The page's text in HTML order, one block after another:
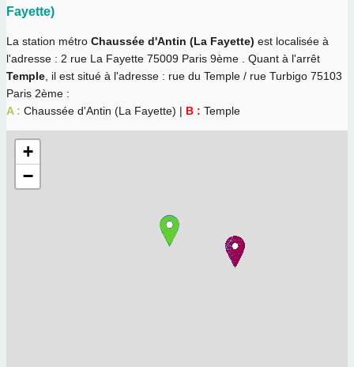
Fayette)
La station métro Chaussée d'Antin (La Fayette) est localisée à
l'adresse : 2 rue La Fayette 75009 Paris 9ème . Quant à l'arrêt
Temple , il est situé à l'adresse : rue du Temple / rue Turbigo 75103
Paris 2ème :
A : Chaussée d'Antin (La Fayette) | B : Temple
+
−